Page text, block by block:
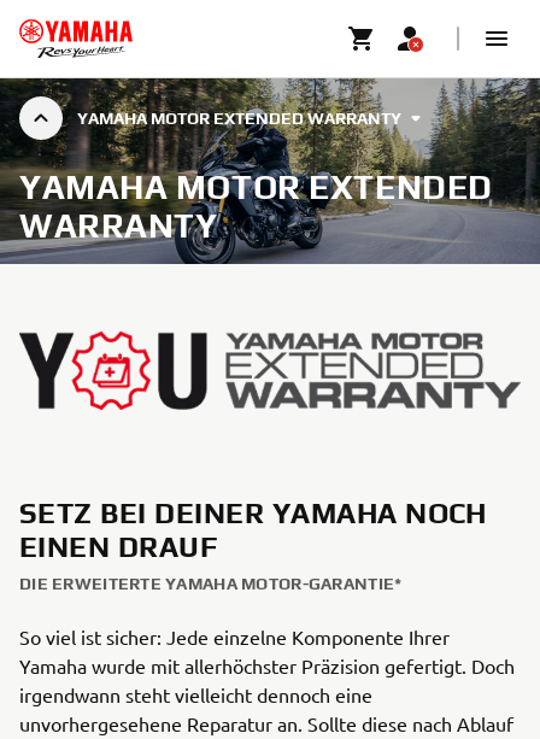
YAMAHA MOTOR EXTENDED WARRANTY
YAMAHA MOTOR EXTENDED
WARRANTY
SETZ BEI DEINER YAMAHA NOCH
EINEN DRAUF
DIE ERWEITERTE YAMAHA MOTOR-GARANTIE*
So viel ist sicher: Jede einzelne Komponente Ihrer
Yamaha wurde mit allerhöchster Präzision gefertigt. Doch
irgendwann steht vielleicht dennoch eine
unvorhergesehene Reparatur an. Sollte diese nach Ablauf